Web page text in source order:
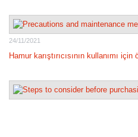
24/11/2021
Hamur karıştırıcısının kullanımı